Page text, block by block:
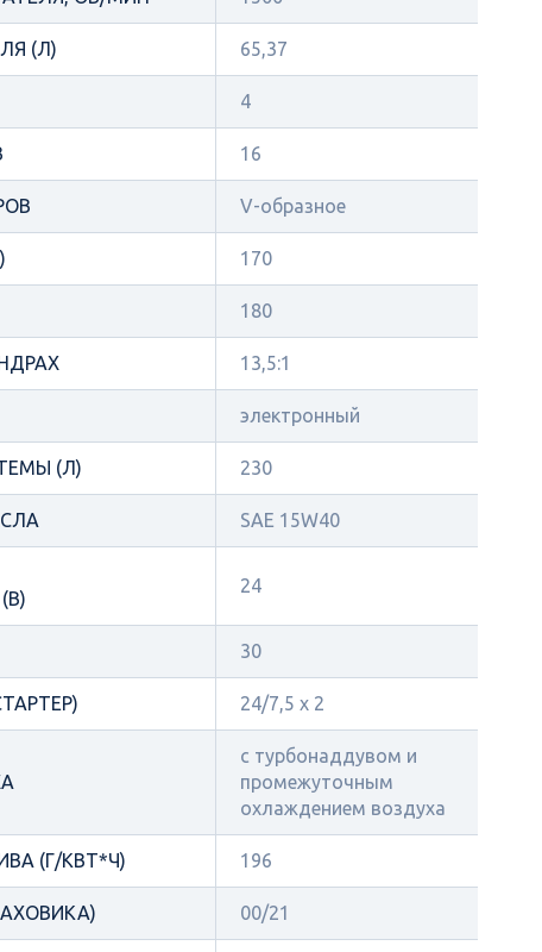
(Л) 65,37
4
16
V-образное
170
180
13,5:1
электронный
(Л) 230
SAE 15W40
24
30
24/7,5 х 2
с турбонаддувом и
промежуточным
охлаждением воздуха
(Г/КВТ*Ч) 196
00/21